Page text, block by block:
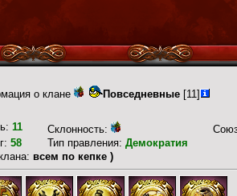
о клане Повседневные [11]
11 Склонность:
58 Тип правления: Демократия
всем по кепке )